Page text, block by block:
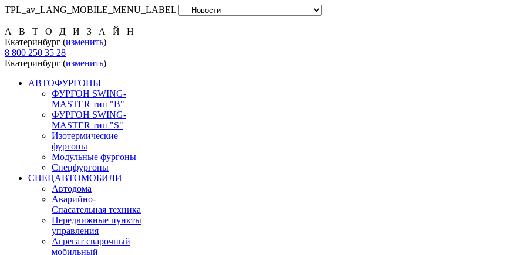
TPL_av_LANG_MOBILE_MENU_LABEL
А В Т О Д И З А Й Н
Екатеринбург (изменить)
8 800 250 35 28
Екатеринбург (изменить)
АВТОФУРГОНЫ
ФУРГОН SWING-
MASTER тип "B"
ФУРГОН SWING-
MASTER тип "S"
Изотермические
фургоны
Модульные фургоны
Спецфургоны
СПЕЦАВТОМОБИЛИ
Автодома
Аварийно-
Спасательная техника
Передвижные пункты
управления
Агрегат сварочный
мобильный